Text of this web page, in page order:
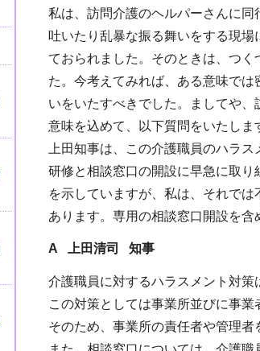
私は、訪問介護のヘルパーさんに
吐いたり乱暴な振る舞いをする現
ておられました。そのときは、つ
た。今考えてみれば、ある意味で
いをいたすべきでした。ましてや
意味を込めて、以下質問をいたしま
上田知事は、この介護職員のハラ
研修と相談窓口の開設に早急に取
を示していますが、私は、それで
あります。専用の相談窓口開設を含
A 上田清司 知事
介護職員に対するハラスメント対策
この対策としては事業所並びに事
そのため、事業所の責任者や管理者